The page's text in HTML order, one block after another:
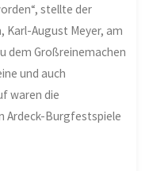
stellte der
Karl-August Meyer, am
dem Großreinemachen
und auch
waren die
Ardeck-Burgfestspiele